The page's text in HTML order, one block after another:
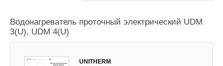
Водонагреватель проточный электрический UDM
3(U), UDM 4(U)
UNITHERM